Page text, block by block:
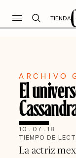
TIENDA
ARCHIVO
El
10 . 07 . 18
TIEMPO DE
La actriz